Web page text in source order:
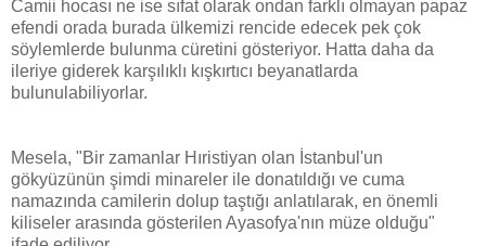
Camii hocası ne ise sıfat olarak ondan farklı olmayan papaz
efendi orada burada ülkemizi rencide edecek pek çok
söylemlerde bulunma cüretini gösteriyor. Hatta daha da
ileriye giderek karşılıklı kışkırtıcı beyanatlarda
bulunulabiliyorlar.
Mesela, "Bir zamanlar Hıristiyan olan İstanbul'un
gökyüzünün şimdi minareler ile donatıldığı ve cuma
namazında camilerin dolup taştığı anlatılarak, en önemli
kiliseler arasında gösterilen Ayasofya'nın müze olduğu"